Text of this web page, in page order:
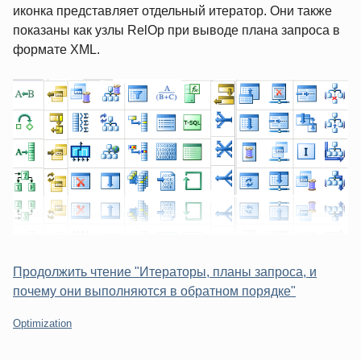
иконка представляет отдельный итератор. Они также
показаны как узлы RelOp при выводе плана запроса в
формате XML.
Продолжить чтение "Итераторы, планы запроса, и
почему они выполняются в обратном порядке"
Категории:
Optimization